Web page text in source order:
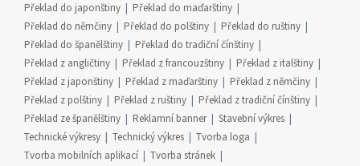
Překlad do japonštiny
Překlad do maďarštiny
Překlad do němčiny
Překlad do polštiny
Překlad do ruštiny
Překlad do španělštiny
Překlad do tradiční čínštiny
Překlad z angličtiny
Překlad z francouzštiny
Překlad z italštiny
Překlad z japonštiny
Překlad z maďarštiny
Překlad z němčiny
Překlad z polštiny
Překlad z ruštiny
Překlad z tradiční čínštiny
Překlad ze španělštiny
Reklamní banner
Stavební výkres
Technické výkresy
Technický výkres
Tvorba loga
Tvorba mobilních aplikací
Tvorba stránek